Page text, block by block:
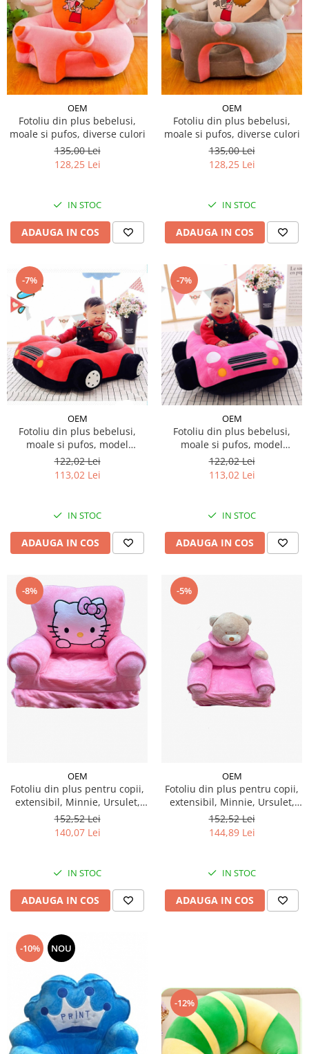
OEM
Fotoliu din plus bebelusi,
moale si pufos, diverse culori
135,00 Lei
128,25 Lei
IN STOC
ADAUGA IN COS
OEM
Fotoliu din plus bebelusi,
moale si pufos, diverse culori
135,00 Lei
128,25 Lei
IN STOC
ADAUGA IN COS
-7%
OEM
Fotoliu din plus bebelusi,
moale si pufos, model
masinuta
122,02 Lei
113,02 Lei
IN STOC
ADAUGA IN COS
-7%
OEM
Fotoliu din plus bebelusi,
moale si pufos, model
masinuta
122,02 Lei
113,02 Lei
IN STOC
ADAUGA IN COS
-8%
OEM
Fotoliu din plus pentru copii,
extensibil, Minnie, Ursulet,
Hello Kitty
152,52 Lei
140,07 Lei
IN STOC
ADAUGA IN COS
-5%
OEM
Fotoliu din plus pentru copii,
extensibil, Minnie, Ursulet,
Hello Kitty
152,52 Lei
144,89 Lei
IN STOC
ADAUGA IN COS
-10% NOU
-12%